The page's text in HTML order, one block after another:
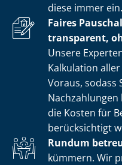
diese immer ein.
Faires
transparent,
Unsere
Kalkulation
Voraus, sodass
die Kosten für
berücksichtigt
Rundum
kümmern. Wir